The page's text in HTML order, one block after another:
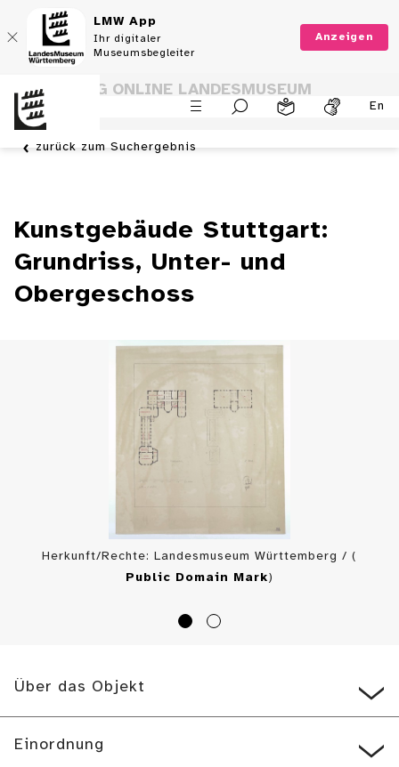
LMW App
Ihr digitaler
Museumsbegleiter
Anzeigen
En
SAMMLUNG ONLINE LANDESMUSEUM
WÜRTTEMBERG
zurück zum Suchergebnis
Kunstgebäude Stuttgart:
Grundriss, Unter- und
Obergeschoss
Herkunft/Rechte: Landesmuseum Württemberg / (
Public Domain Mark)
Über das Objekt
Einordnung